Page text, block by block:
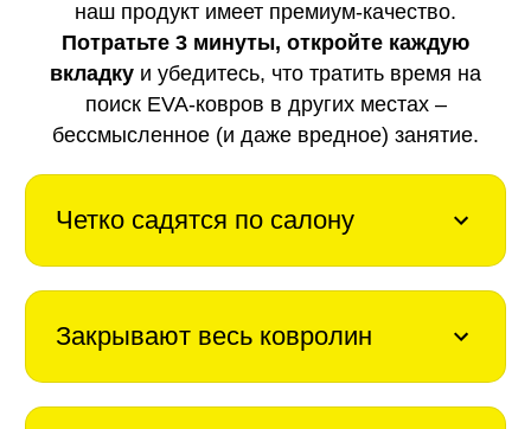
наш продукт имеет премиум-качество.
Потратьте 3 минуты, откройте каждую
вкладку и убедитесь, что тратить время на
поиск EVA-ковров в других местах –
бессмысленное (и даже вредное) занятие.
Четко садятся по салону
Закрывают весь ковролин